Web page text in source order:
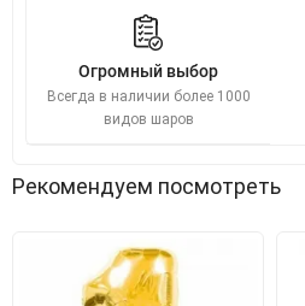
Огромный выбор
Всегда в наличии более 1000
видов шаров
Рекомендуем посмотреть